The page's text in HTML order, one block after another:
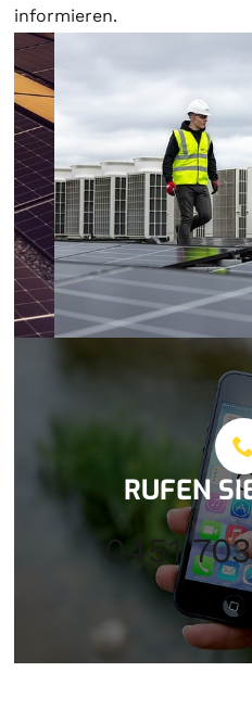
informieren.
RUFEN
0451